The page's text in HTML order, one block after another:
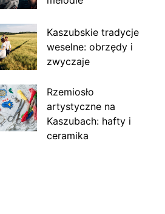
Kaszubskie tradycje
weselne: obrzędy i
zwyczaje
Rzemiosło
artystyczne na
Kaszubach: hafty i
ceramika